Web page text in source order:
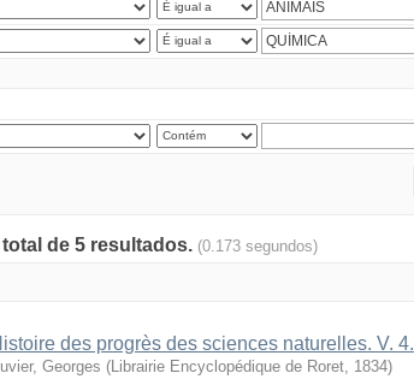
de 5 resultados. (0.173 segundos)
des progrès des sciences naturelles. V. 4.
Georges (Librairie Encyclopédique de Roret, 1834)